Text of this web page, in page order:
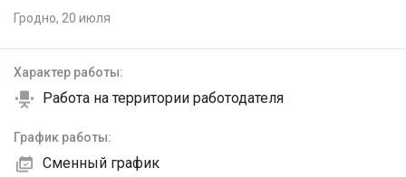
Гродно, 20 июля
Характер работы:
Работа на территории работодателя
График работы:
Сменный график